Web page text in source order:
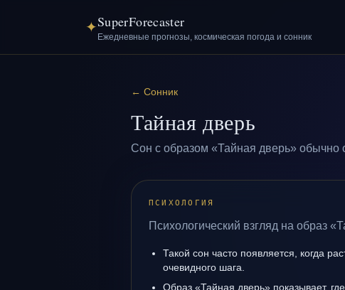
✦SuperForecaster
Ежедневные прогнозы, космическая погода и сонник
← Сонник
Тайная дверь
Сон с образом «Тайная дверь» обычно
ПСИХОЛОГИЯ
Психологический взгляд на образ
Такой сон часто появляется, когда
очевидного шага.
Образ «Тайная дверь» показывает,